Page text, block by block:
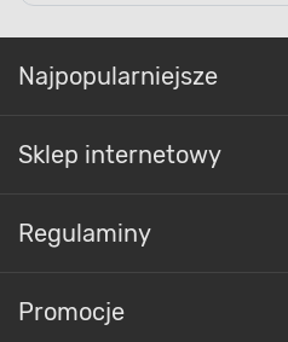
Najpopularniejsze
Sklep internetowy
Regulaminy
Promocje